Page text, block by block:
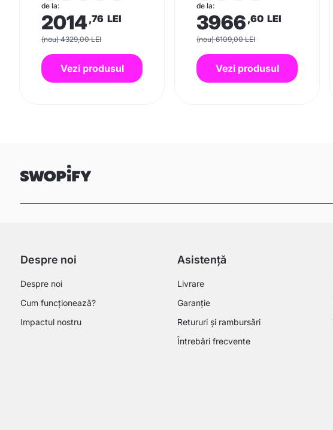
de la:
2014 ,76 LEI
(nou) 4329,00 LEI
Vezi produsul
de la:
3966 ,60 LEI
(nou) 6109,00 LEI
Vezi produsul
Despre noi
Despre noi
Cum funcționează?
Impactul nostru
Asistență
Livrare
Garanție
Retururi și rambursări
Întrebări frecvente